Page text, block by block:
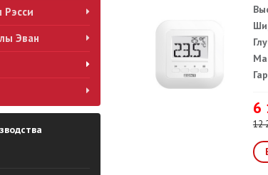
Рэсси
Эван
6
12